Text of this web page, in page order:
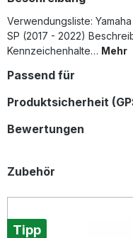
Verwendungsliste:
SP (2017 - 2022)
Kennzeichenhalte… Mehr
Passend für
Produktsicherheit
Bewertungen
Produktgalerie
Zubehör
Tipp